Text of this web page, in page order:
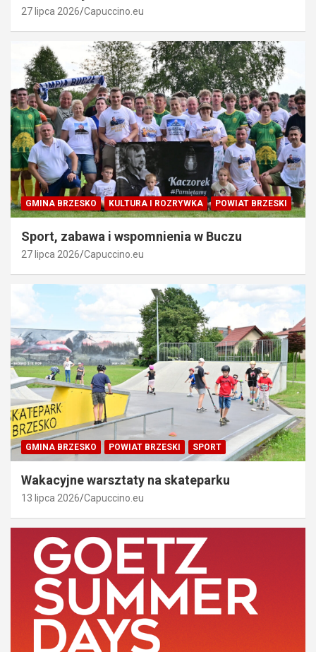
27 lipca 2026 Capuccino.eu
GMINA BRZESKO KULTURA I ROZRYWKA POWIAT BRZESKI
Sport, zabawa i wspomnienia w Buczu
27 lipca 2026 Capuccino.eu
GMINA BRZESKO POWIAT BRZESKI SPORT
Wakacyjne warsztaty na skateparku
13 lipca 2026 Capuccino.eu